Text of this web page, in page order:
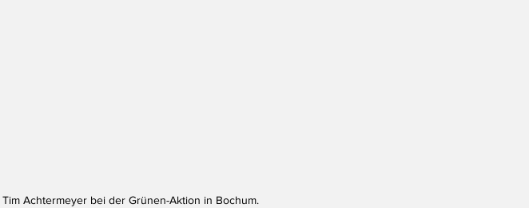
Tim Achtermeyer bei der Grünen-Aktion in Bochum.